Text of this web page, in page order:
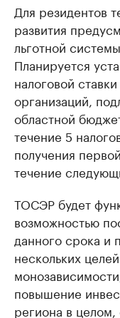
Для резидентов
развития
льготной
Планируется
налоговой
организаций,
областной
течение 5
получения
течение
ТОСЭР будет
возможностью
данного срока и
нескольких
повышение
региона в